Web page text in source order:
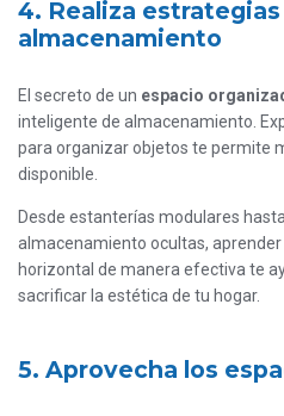
4. Realiza
almacenamiento
El secreto de un espacio
inteligente de almacenamiento.
para organizar objetos te permite
disponible.
Desde estanterías modulares
almacenamiento ocultas,
horizontal de manera efectiva te
sacrificar la estética de tu hogar.
5. Aprovecha los